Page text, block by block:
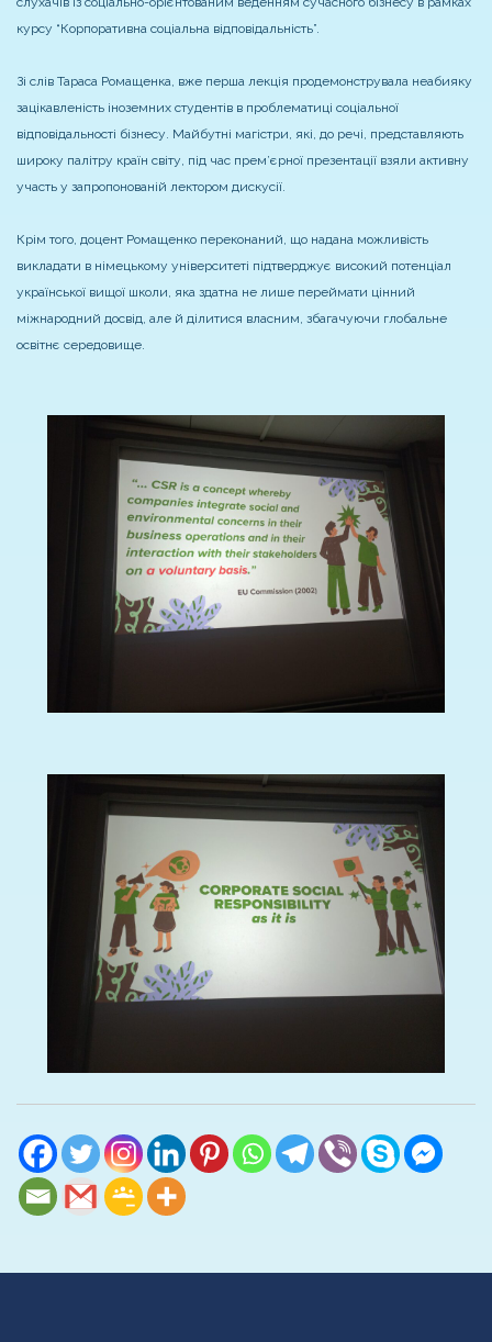
курсу “Корпоративна соціальна відповідальність”.
Зі слів Тараса Ромащенка, вже перша лекція продемонструвала неабияку
зацікавленість іноземних студентів в проблематиці соціальної
відповідальності бізнесу. Майбутні магістри, які, до речі, представляють
широку палітру країн світу, під час прем’єрної презентації взяли активну
участь у запропонованій лектором дискусії.
Крім того, доцент Ромащенко переконаний, що надана можливість
викладати в німецькому університеті підтверджує високий потенціал
української вищої школи, яка здатна не лише переймати цінний
міжнародний досвід, але й ділитися власним, збагачуючи глобальне
освітнє середовище.